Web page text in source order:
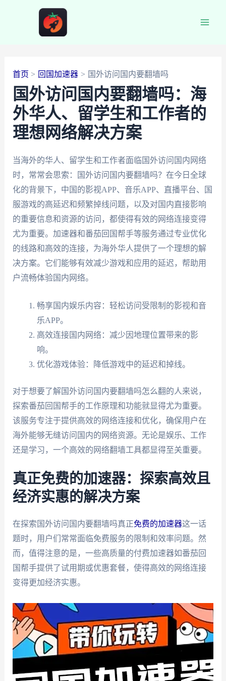
首页 回国加速器 国外访问国内要翻墙吗
国外访问国内要翻墙吗：海
外华人、留学生和工作者的
理想网络解决方案
当海外的华人、留学生和工作者面临国外访问国内网络
时，常常会思索：国外访问国内要翻墙吗？在今日全球
化的背景下，中国的影视APP、音乐APP、直播平台、国
服游戏的高延迟和频繁掉线问题，以及对国内直接影响
的重要信息和资源的访问，都使得有效的网络连接变得
尤为重要。加速器和番茄回国帮手等服务通过专业优化
的线路和高效的连接，为海外华人提供了一个理想的解
决方案。它们能够有效减少游戏和应用的延迟，帮助用
户流畅体验国内网络。
畅享国内娱乐内容：轻松访问受限制的影视和音
乐APP。
高效连接国内网络：减少因地理位置带来的影
响。
优化游戏体验：降低游戏中的延迟和掉线。
对于想要了解国外访问国内要翻墙吗怎么翻的人来说，
探索番茄回国帮手的工作原理和功能就显得尤为重要。
该服务专注于提供高效的网络连接和优化，确保用户在
海外能够无缝访问国内的网络资源。无论是娱乐、工作
还是学习，一个高效的网络翻墙工具都显得至关重要。
真正免费的加速器：探索高效且
经济实惠的解决方案
在探索国外访问国内要翻墙吗真正免费的加速器这一话
题时，用户们常常面临免费服务的限制和效率问题。然
而，值得注意的是，一些高质量的付费加速器如番茄回
国帮手提供了试用期或优惠套餐，使得高效的网络连接
变得更加经济实惠。